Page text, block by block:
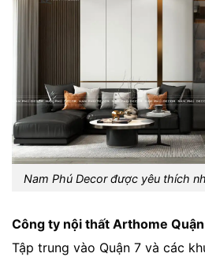
Nam Phú Decor được yêu thích
Công ty nội thất Arthome
Tập trung vào Quận 7 và các